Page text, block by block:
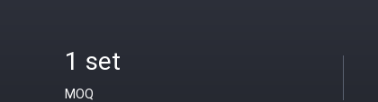
1 set
MOQ